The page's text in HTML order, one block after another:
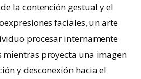
la contención gestual y el
faciales, un arte
procesar internamente
mientras proyecta una imagen
y desconexión hacia el